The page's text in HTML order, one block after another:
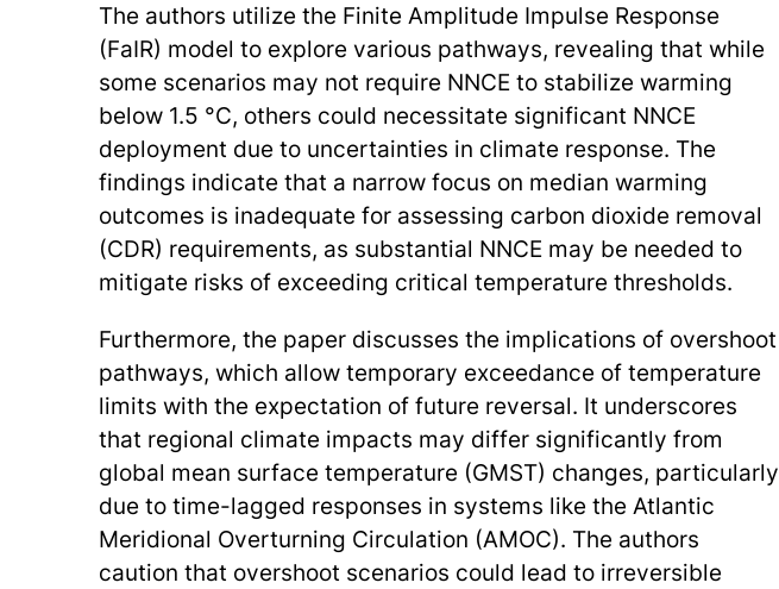
The authors utilize the Finite Amplitude Impulse Response
(FaIR) model to explore various pathways, revealing that while
some scenarios may not require NNCE to stabilize warming
below 1.5 °C, others could necessitate significant NNCE
deployment due to uncertainties in climate response. The
findings indicate that a narrow focus on median warming
outcomes is inadequate for assessing carbon dioxide removal
(CDR) requirements, as substantial NNCE may be needed to
mitigate risks of exceeding critical temperature thresholds.
Furthermore, the paper discusses the implications of overshoot
pathways, which allow temporary exceedance of temperature
limits with the expectation of future reversal. It underscores
that regional climate impacts may differ significantly from
global mean surface temperature (GMST) changes, particularly
due to time-lagged responses in systems like the Atlantic
Meridional Overturning Circulation (AMOC). The authors
caution that overshoot scenarios could lead to irreversible